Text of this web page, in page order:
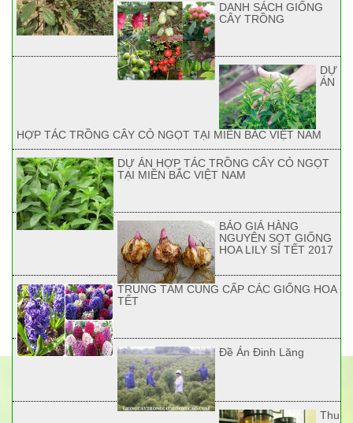
DANH SÁCH GIỐNG
CÂY TRỒNG
DỰ
ÁN
HỢP TÁC TRỒNG CÂY CỎ NGỌT TẠI MIỀN BẮC VIỆT NAM
DỰ ÁN HỢP TÁC TRỒNG CÂY CỎ NGỌT
TẠI MIỀN BẮC VIỆT NAM
BÁO GIÁ HÀNG
NGUYÊN SỌT GIỐNG
HOA LILY SỈ TẾT 2017
TRUNG TÂM CUNG CẤP CÁC GIỐNG HOA
TẾT
Đề Án Đinh Lăng
Thu